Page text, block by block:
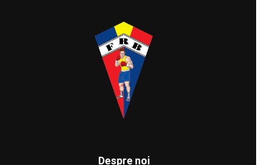
Despre noi